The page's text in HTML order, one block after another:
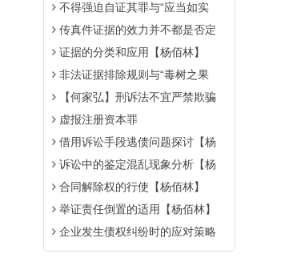
不得强迫自证其罪与“应当如实
传真件证据的效力并不都是否定
证据的分类和应用【杨佰林】
非法证据排除规则与“毒树之果
【何家弘】刑诉法不宜严禁欺骗
虚报注册资本罪
借用诉讼手段逃债问题探讨【杨
诉讼中的鉴定混乱现象分析【杨
合同解除权的行使【杨佰林】
举证责任倒置的适用【杨佰林】
企业发生债权纠纷时的应对策略